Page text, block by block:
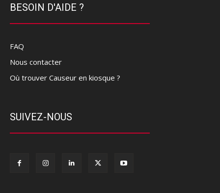
BESOIN D'AIDE ?
FAQ
Nous contacter
Où trouver Causeur en kiosque ?
SUIVEZ-NOUS